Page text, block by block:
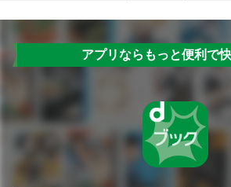
アプリならもっと便利で快